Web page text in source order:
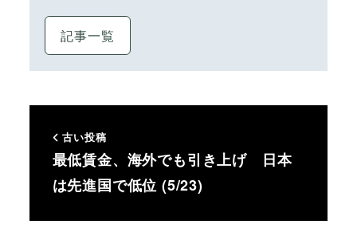
記事一覧
古い投稿
最低賃金、海外でも引き上げ 日本
は先進国で低位 (5/23)